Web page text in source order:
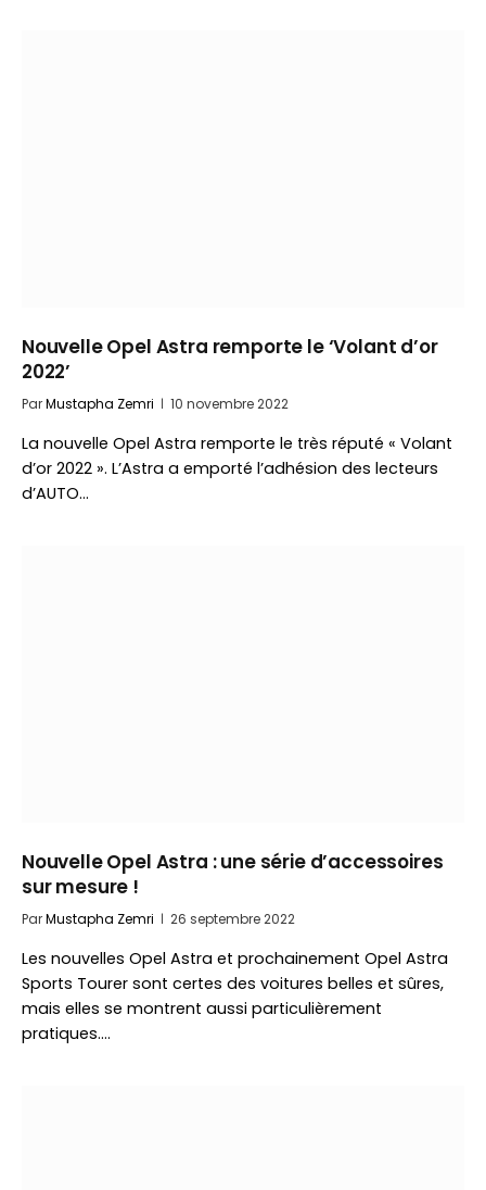
Nouvelle Opel Astra remporte le ‘Volant d’or
2022’
ParMustapha Zemri 10 novembre 2022
La nouvelle Opel Astra remporte le très réputé « Volant
d’or 2022 ». L’Astra a emporté l’adhésion des lecteurs
d’AUTO…
Nouvelle Opel Astra : une série d’accessoires
sur mesure !
ParMustapha Zemri 26 septembre 2022
Les nouvelles Opel Astra et prochainement Opel Astra
Sports Tourer sont certes des voitures belles et sûres,
mais elles se montrent aussi particulièrement
pratiques.…